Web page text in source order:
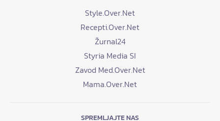
Style.Over.Net
Recepti.Over.Net
Žurnal24
Styria Media SI
Zavod Med.Over.Net
Mama.Over.Net
SPREMLJAJTE NAS